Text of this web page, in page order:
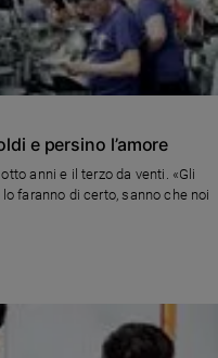
e persino l’amore
anni e il terzo da venti. «Gli
faranno di certo, sanno che noi